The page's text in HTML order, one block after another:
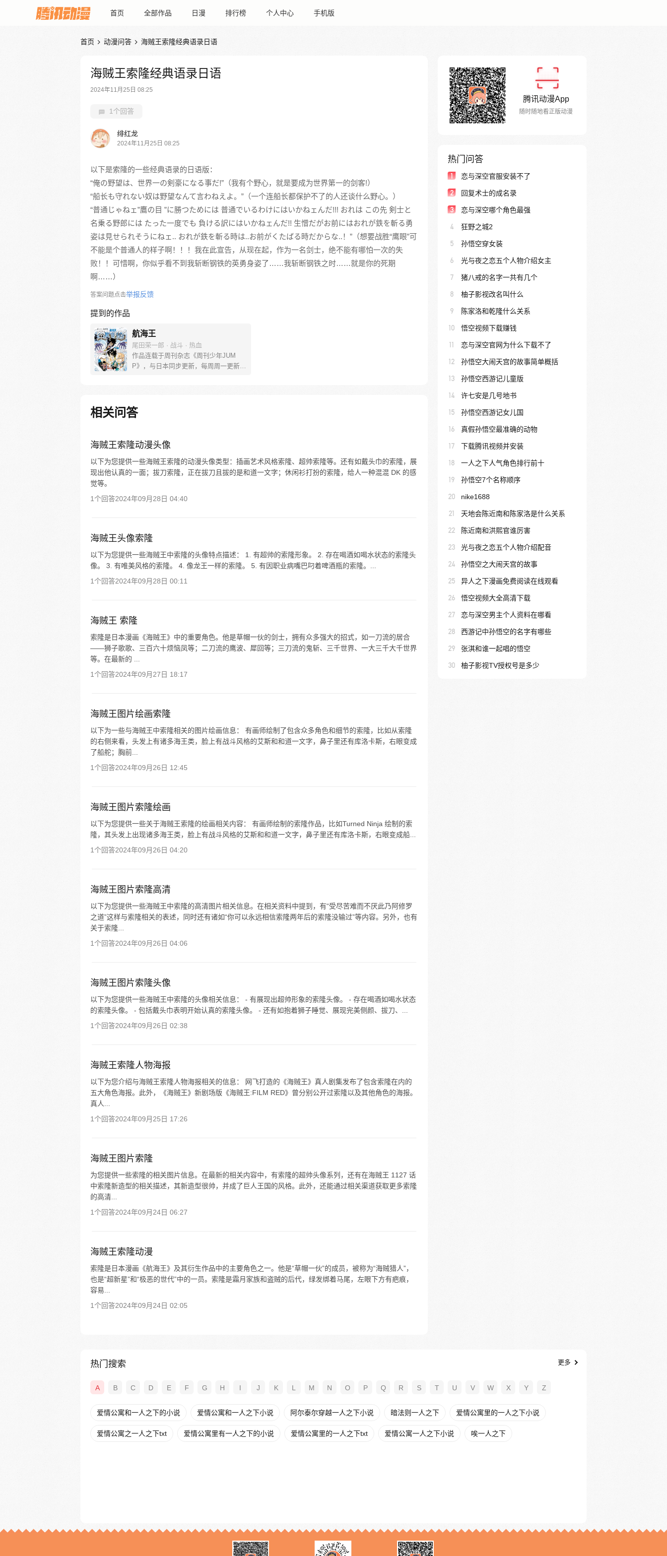
首页 全部作品 日漫 排行榜 个人中心 手机版
首页  动漫问答  海贼王索隆经典语录日语
海贼王索隆经典语录日语
2024年11月25日 08:25
1个回答
绯红龙
2024年11月25日 08:25
以下是索隆的一些经典语录的日语版：
“俺の野望は、世界一の剣豪になる事だ!”（我有个野心，就是要成为世界第一的剑客!）
“船长も守れない奴は野望なんて言わねえよ。”（一个连船长都保护不了的人还谈什么野心。）
“普通じゃねェ”鷹の目 ”に勝つためには 普通でいるわけにはいかねェんだ!!! おれは この先 剣士と
名乗る野郎には たった一度でも 負ける訳にはいかねェんだ!! 生憎だがお前にはおれが鉄を斬る勇
姿は見せられそうにねェ‥ おれが鉄を斬る時は‥お前がくたばる時だからな‥！”（想要战胜“鹰眼”可
不能是个普通人的样子啊！！！我在此宣告，从现在起，作为一名剑士，绝不能有哪怕一次的失
败！！可惜啊，你似乎看不到我斩断钢铁的英勇身姿了……我斩断钢铁之时……就是你的死期
啊……）
答案问题点击举报反馈
提到的作品
航海王
尾田荣一郎 · 战斗 · 热血
作品连载于周刊杂志《周刊少年JUM
P》，与日本同步更新，每周周一更新。
子无法游泳的代价。十年后，路飞为实
现与因救他而断臂的杰克斯的约定而出
的冒险旅程！
相关问答
海贼王索隆动漫头像
以下为您提供一些海贼王索隆的动漫头像类型：插画艺术风格索隆、超帅索隆等。还有如戴头巾的索隆，展
现出他认真的一面；拔刀索隆，正在拔刀且拔的是和道一文字；休闲衫打扮的索隆，给人一种混混 DK 的感
觉等。
1个回答2024年09月28日 04:40
海贼王头像索隆
以下为您提供一些海贼王中索隆的头像特点描述： 1. 有超帅的索隆形象。 2. 存在喝酒如喝水状态的索隆头
像。 3. 有唯美风格的索隆。 4. 像龙王一样的索隆。 5. 有因职业病嘴巴叼着啤酒瓶的索隆。...
1个回答2024年09月28日 00:11
海贼王 索隆
索隆是日本漫画《海贼王》中的重要角色。他是草帽一伙的剑士，拥有众多强大的招式，如一刀流的居合
——狮子歌歌、三百六十烦恼凤等；二刀流的鹰波、犀回等；三刀流的鬼斩、三千世界、一大三千大千世界
等。在最新的 ...
1个回答2024年09月27日 18:17
海贼王图片绘画索隆
以下为一些与海贼王中索隆相关的图片绘画信息： 有画师绘制了包含众多角色和细节的索隆，比如从索隆
的右侧来看，头发上有诸多海王类，脸上有战斗风格的艾斯和和道一文字，鼻子里还有库洛卡斯，右眼变成
了船舵；胸前...
1个回答2024年09月26日 12:45
海贼王图片索隆绘画
以下为您提供一些关于海贼王索隆的绘画相关内容： 有画师绘制的索隆作品，比如Turned Ninja 绘制的索
隆，其头发上出现诸多海王类，脸上有战斗风格的艾斯和和道一文字，鼻子里还有库洛卡斯，右眼变成船...
1个回答2024年09月26日 04:20
海贼王图片索隆高清
以下为您提供一些海贼王中索隆的高清图片相关信息。在相关资料中提到，有“受尽苦难而不厌此乃阿修罗
之道”这样与索隆相关的表述，同时还有诸如“你可以永远相信索隆两年后的索隆没输过”等内容。另外，也有
关于索隆...
1个回答2024年09月26日 04:06
海贼王图片索隆头像
以下为您提供一些海贼王中索隆的头像相关信息： - 有展现出超帅形象的索隆头像。 - 存在喝酒如喝水状态
的索隆头像。 - 包括戴头巾表明开始认真的索隆头像。 - 还有如抱着狮子睡觉、展现完美侧颜、拔刀、...
1个回答2024年09月26日 02:38
海贼王索隆人物海报
以下为您介绍与海贼王索隆人物海报相关的信息： 网飞打造的《海贼王》真人剧集发布了包含索隆在内的
五大角色海报。此外，《海贼王》新剧场版《海贼王:FILM RED》曾分别公开过索隆以及其他角色的海报。
真人...
1个回答2024年09月25日 17:26
海贼王图片索隆
为您提供一些索隆的相关图片信息。在最新的相关内容中，有索隆的超帅头像系列，还有在海贼王 1127 话
中索隆新造型的相关描述，其新造型很帅，并成了巨人王国的风格。此外，还能通过相关渠道获取更多索隆
的高清...
1个回答2024年09月24日 06:27
海贼王索隆动漫
索隆是日本漫画《航海王》及其衍生作品中的主要角色之一。他是“草帽一伙”的成员，被称为“海贼猎人”，
也是“超新星”和“极恶的世代”中的一员。索隆是霜月家族和盗贼的后代，绿发绑着马尾，左眼下方有疤痕，
容易...
1个回答2024年09月24日 02:05
腾讯动漫App
随时随地看正版动漫
热门问答
1 恋与深空官服安装不了
2 回复术士的成名录
3 恋与深空哪个角色最强
4 狂野之城2
5 孙悟空穿女装
6 光与夜之恋五个人物介绍女主
7 猪八戒的名字一共有几个
8 柚子影视改名叫什么
9 陈家洛和乾隆什么关系
10 悟空视频下载赚钱
11 恋与深空官网为什么下载不了
12 孙悟空大闹天宫的故事简单概括
13 孙悟空西游记儿童版
14 许七安是几号地书
15 孙悟空西游记女儿国
16 真假孙悟空最准确的动物
17 下载腾讯视频并安装
18 一人之下人气角色排行前十
19 孙悟空7个名称顺序
20 nike1688
21 天地会陈近南和陈家洛是什么关系
22 陈近南和洪熙官谁厉害
23 光与夜之恋五个人物介绍配音
24 孙悟空之大闹天宫的故事
25 异人之下漫画免费阅读在线观看
26 悟空视频大全高清下载
27 恋与深空男主个人资料在哪看
28 西游记中孙悟空的名字有哪些
29 张淇和谁一起唱的悟空
30 柚子影视TV授权号是多少
热门搜索 更多
A B C D E F G H I J K L M N O P Q R S T U V W X Y Z
爱情公寓和一人之下的小说 爱情公寓和一人之下小说 阿尔泰尔穿越一人之下小说 暗法则一人之下 爱情公寓里的一人之下小说
爱情公寓之一人之下txt 爱情公寓里有一人之下的小说 爱情公寓里的一人之下txt 爱情公寓一人之下小说 唉一人之下